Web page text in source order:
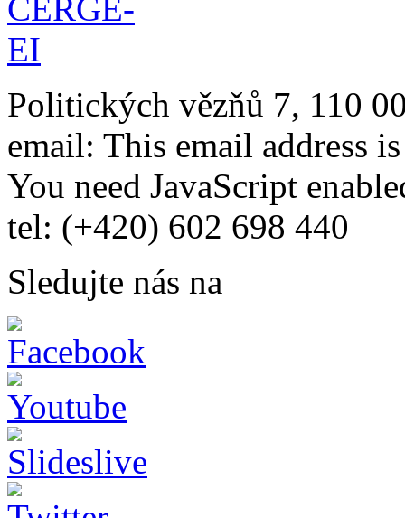
Politických vězňů 7, 110
email: This email address
You need JavaScript
tel: (+420) 602 698 440
Sledujte nás na